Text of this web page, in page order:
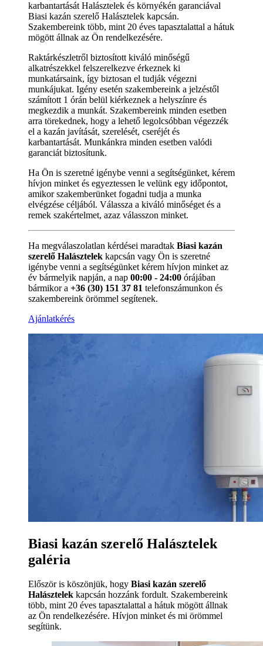
karbantartását Halásztelek és környékén garanciával
Biasi kazán szerelő Halásztelek kapcsán.
Szakembereink több, mint 20 éves tapasztalattal a hátuk
mögött állnak az Ön rendelkezésére.
Raktárkészletről biztosított kiváló minőségű
alkatrészekkel felszerelkezve érkeznek ki
munkatársaink, így biztosan el tudják végezni
munkájukat. Igény esetén szakembereink a jelzéstől
számított 1 órán belül kiérkeznek a helyszínre és
megkezdik a munkát. Szakembereink minden esetben
arra törekednek, hogy a lehető legolcsóbban végezzék
el a kazán javítását, szerelését, cseréjét és
karbantartását. Munkánkra minden esetben valódi
garanciát biztosítunk.
Ha Ön is szeretné igénybe venni a segítségünket, kérem
hívjon minket és egyeztessen le velünk egy időpontot,
amikor szakemberünket fogadni tudja a munka
elvégzése céljából. Válassza a kiváló minőséget és a
remek szakértelmet, azaz válasszon minket.
Ha megválaszolatlan kérdései maradtak Biasi kazán
szerelő Halásztelek kapcsán vagy Ön is szeretné
igénybe venni a segítségünket kérem hívjon minket az
év bármelyik napján, a nap 00:00 - 24:00 órájában
bármikor a +36 (30) 151 37 81 telefonszámunkon és
szakembereink örömmel segítenek.
Ajánlatkérés
Biasi kazán szerelő Halásztelek
galéria
Először is köszönjük, hogy Biasi kazán szerelő
Halásztelek kapcsán hozzánk fordult. Szakembereink
több, mint 20 éves tapasztalattal a hátuk mögött állnak
az Ön rendelkezésére. Hívjon minket és mi örömmel
segítünk.